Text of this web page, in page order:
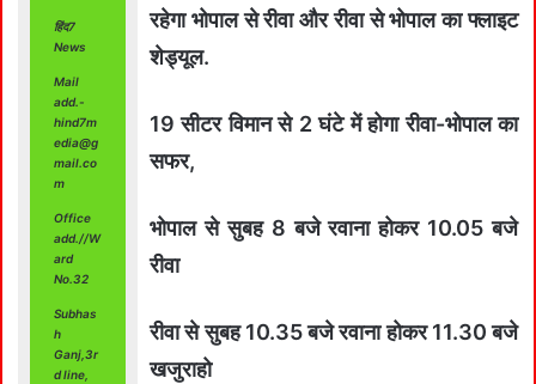
हिंद7
News
Mail
add.-
hind7m
edia@g
mail.co
m
Office
add.//W
ard
No.32
Subhas
h
Ganj,3r
d line,
रहेगा भोपाल से रीवा और रीवा से भोपाल का फ्लाइट
शेड्यूल.
19 सीटर विमान से 2 घंटे में होगा रीवा-भोपाल का
सफर,
भोपाल से सुबह 8 बजे रवाना होकर 10.05 बजे
रीवा
रीवा से सुबह 10.35 बजे रवाना होकर 11.30 बजे
खजुराहो